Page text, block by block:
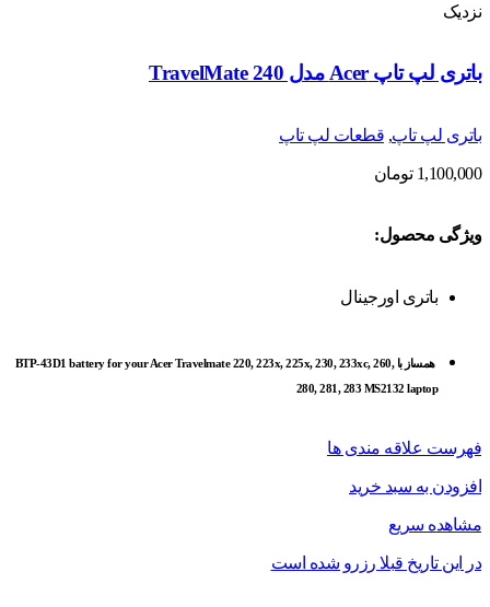
نزدیک
باتری لپ تاپ Acer مدل TravelMate 240
باتری لپ تاپ, قطعات لپ تاپ
1,100,000 تومان
ویژگی محصول:
باتری اورجینال
همساز با BTP-43D1 battery for your Acer Travelmate 220, 223x, 225x, 230, 233xc, 260,
280, 281, 283 MS2132 laptop
فهرست علاقه مندی ها
افزودن به سبد خرید
مشاهده سریع
در این تاریخ قبلا رزرو شده است